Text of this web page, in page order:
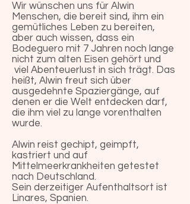
Wir wünschen uns für Alwin
Menschen, die bereit sind, ihm ein
gemütliches Leben zu bereiten,
aber auch wissen, dass ein
Bodeguero mit 7 Jahren noch lange
nicht zum alten Eisen gehört und
viel Abenteuerlust in sich trägt. Das
heißt, Alwin freut sich über
ausgedehnte Spaziergänge, auf
denen er die Welt entdecken darf,
die ihm viel zu lange vorenthalten
wurde.
Alwin reist gechipt, geimpft,
kastriert und auf
Mittelmeerkrankheiten getestet
nach Deutschland.
Sein derzeitiger Aufenthaltsort ist
Linares, Spanien.